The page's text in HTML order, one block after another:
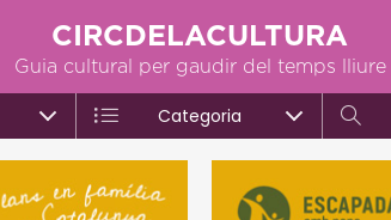
CIRCDELACULTURA
Guia cultural per gaudir del temps lliure
Categoria